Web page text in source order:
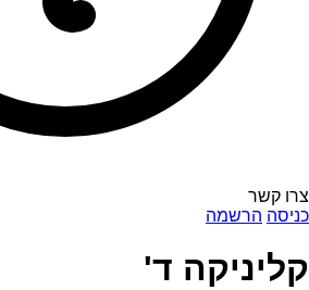
צרו קשר
כניסה הרשמה
קליניקה ד'